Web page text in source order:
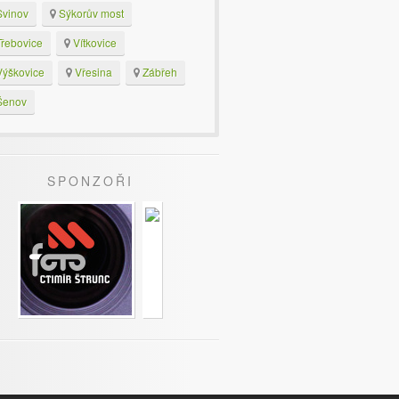
Sýkorův most
Vítkovice
Vřesina
Zábřeh
SPONZOŘI